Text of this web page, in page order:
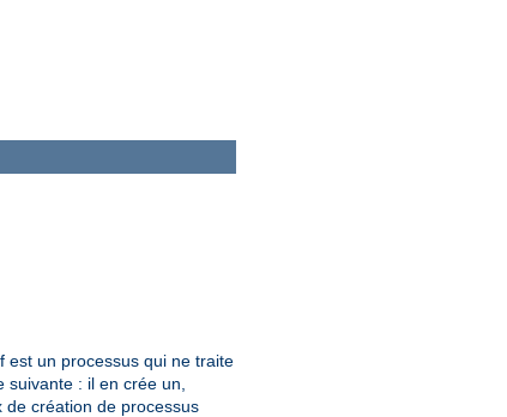
est un processus qui ne traite
: il en crée un,
création de processus